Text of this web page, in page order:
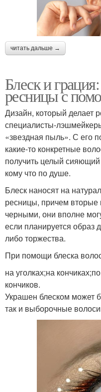
читать дальше →
Блеск и
ресницы с
Дизайн, который делает
специалисты-
«звездная пыль». С его
какие-то конкретные
получить целый
кому что по душе.
Блеск наносят на
ресницы, причем
черными, они вполне
если планируется образ
либо торжества.
При помощи блеска
на уголках;на
кончиков.
Украшен блеском может
так и выборочные